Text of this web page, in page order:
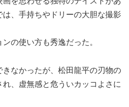
は、手持ちやドリーの大胆な撮影
の使い方も秀逸だった。
なかったが、松田龍平の刃物の
、虚無感と危ういカッコよさに